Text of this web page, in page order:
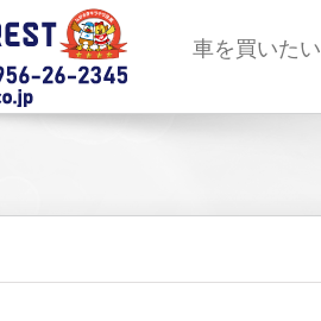
車を買いたい